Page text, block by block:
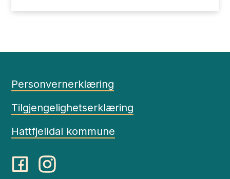
Personvernerklæring
Tilgjengelighetserklæring
Hattfjelldal kommune